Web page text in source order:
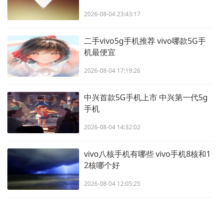
2026-08-04 23:43:17
二手vivo5g手机推荐 vivo哪款5G手
机最便宜
2026-08-04 17:19:26
中兴首款5G手机上市 中兴第一代5g
手机
2026-08-04 14:32:02
vivo八核手机有哪些 vivo手机8核和1
2核哪个好
2026-08-04 12:05:25